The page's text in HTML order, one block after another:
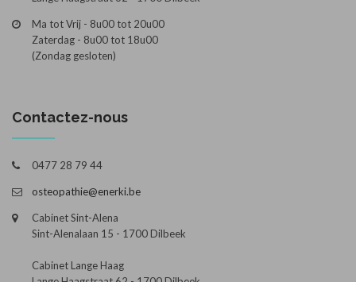
Ma tot Vrij - 8u00 tot 20u00
Zaterdag - 8u00 tot 18u00
(Zondag gesloten)
Contactez-nous
0477 28 79 44
osteopathie@enerki.be
Cabinet Sint-Alena
Sint-Alenalaan 15 - 1700 Dilbeek
Cabinet Lange Haag